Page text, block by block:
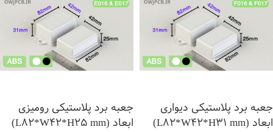
جعبه برد پلاستیکی دیواری
ابعاد (L82*W42*H31 mm)
جعبه برد پلاستیکی رومیزی
ابعاد (L82*W42*H25 mm)